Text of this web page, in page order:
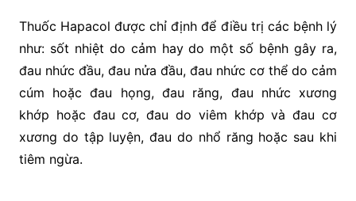
Thuốc Hapacol được chỉ định để điều trị các bệnh lý
như: sốt nhiệt do cảm hay do một số bệnh gây ra,
đau nhức đầu, đau nửa đầu, đau nhức cơ thể do cảm
cúm hoặc đau họng, đau răng, đau nhức xương
khớp hoặc đau cơ, đau do viêm khớp và đau cơ
xương do tập luyện, đau do nhổ răng hoặc sau khi
tiêm ngừa.